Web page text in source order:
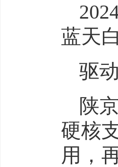
蓝天
驱
陕
硬核
用，